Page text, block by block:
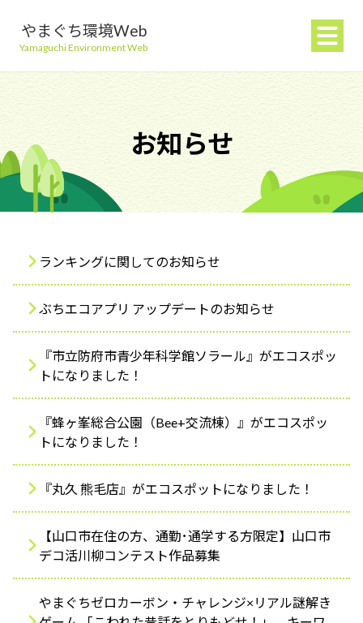
やまぐち環境Web
Yamaguchi Environment Web
地球温暖化を防ぐ
ふれあう・学ぶ
お知らせ
ランキングに関してのお知らせ
ぶちエコアプリ アップデートのお知らせ
『市立防府市青少年科学館ソラール』がエコスポッ
トになりました！
『蜂ヶ峯総合公園（Bee+交流棟）』がエコスポッ
トになりました！
『丸久 熊毛店』がエコスポットになりました！
【山口市在住の方、通勤･通学する方限定】山口市
デコ活川柳コンテスト作品募集
やまぐちゼロカーボン・チャレンジ×リアル謎解き